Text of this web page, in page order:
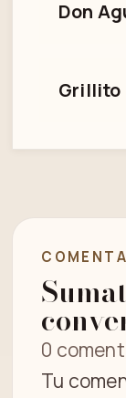
Don
Grillito
0
Tu